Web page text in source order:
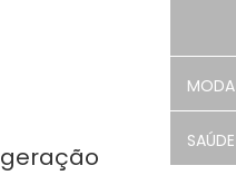
MODA
SAÚDE